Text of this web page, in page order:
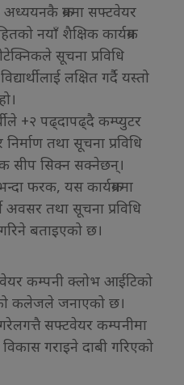
क्रममा सफ्टवेयर
नयाँ शैक्षिक कार्यक्रम
सूचना प्रविधि
लक्षित गर्दै यस्तो
+२ पढ्दापढ्दै कम्प्युटर
तथा सूचना प्रविधि
सीप सिक्न सक्नेछन्।
फरक, यस कार्यक्रममा
अवसर तथा सूचना प्रविधि
बताइएको छ।
कम्पनी क्लोभ आईटिको
कलेजले जनाएको छ।
गरेलगत्तै सफ्टवेयर कम्पनीमा
गराइने दाबी गरिएको